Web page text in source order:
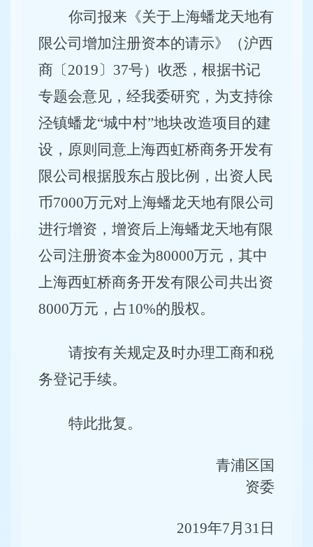
你司报来《关于上海蟠龙天地有
限公司增加注册资本的请示》（沪西
商 〔2019〕 37号）收悉，根据书记
专题会意见，经我委研究，为支持徐
泾镇蟠龙“城中村”地块改造项目的建
设，原则同意上海西虹桥商务开发有
限公司根据股东占股比例，出资人民
币7000万元对上海蟠龙天地有限公司
进行增资，增资后上海蟠龙天地有限
公司注册资本金为80000万元，其中
上海西虹桥商务开发有限公司共出资
8000万元，占10%的股权。
请按有关规定及时办理工商和税
务登记手续。
特此批复。
青浦区国
资委
2019年7月31日